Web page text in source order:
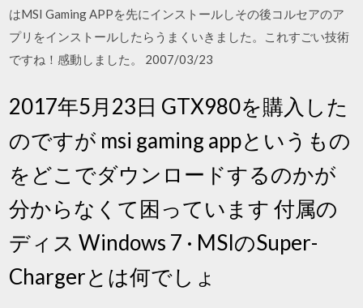
はMSI Gaming APPを先にインストールしその後コルセアのア
プリをインストールしたらうまくいきました。これすごい技術
ですね！感動しました。 2007/03/23
2017年5月23日 GTX980を購入した
のですが msi gaming appというもの
をどこでダウンロードするのかが
分からなくて困っています 付属の
ディス Windows 7 · MSIのSuper-
Chargerとは何でしょ